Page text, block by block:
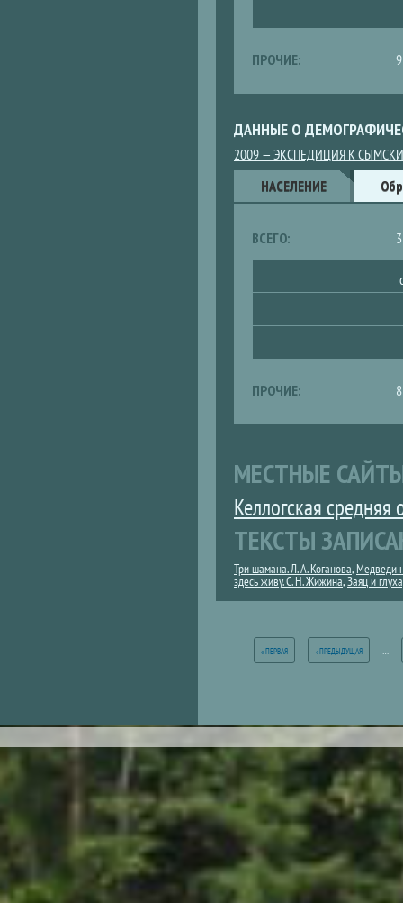
ПРОЧИЕ:
ДАННЫЕ О
2009 — ЭКСПЕДИЦИЯ К
ДанныеНАСЕЛЕНИЕ (АКТИВНАЯ
ВСЕГО:
ПРОЧИЕ:
МЕСТНЫЕ
Келлогская
ТЕКСТЫ
Три шамана. Л. А. Коганова, Медведи
здесь живу. С. Н. Жижина,Заяц и
Страницы
« ПЕРВАЯ ‹ ПРЕДЫДУЩАЯ